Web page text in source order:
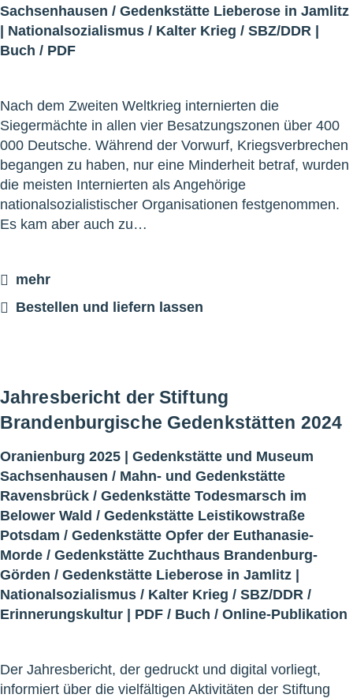
Sachsenhausen / Gedenkstätte Lieberose in Jamlitz
| Nationalsozialismus / Kalter Krieg / SBZ/DDR |
Buch / PDF
Nach dem Zweiten Weltkrieg internierten die
Siegermächte in allen vier Besatzungszonen über 400
000 Deutsche. Während der Vorwurf, Kriegsverbrechen
begangen zu haben, nur eine Minderheit betraf, wurden
die meisten Internierten als Angehörige
nationalsozialistischer Organisationen festgenommen.
Es kam aber auch zu…
mehr
Bestellen und liefern lassen
Jahresbericht der Stiftung
Brandenburgische Gedenkstätten 2024
Oranienburg 2025 | Gedenkstätte und Museum
Sachsenhausen / Mahn- und Gedenkstätte
Ravensbrück / Gedenkstätte Todesmarsch im
Belower Wald / Gedenkstätte Leistikowstraße
Potsdam / Gedenkstätte Opfer der Euthanasie-
Morde / Gedenkstätte Zuchthaus Brandenburg-
Görden / Gedenkstätte Lieberose in Jamlitz |
Nationalsozialismus / Kalter Krieg / SBZ/DDR /
Erinnerungskultur | PDF / Buch / Online-Publikation
Der Jahresbericht, der gedruckt und digital vorliegt,
informiert über die vielfältigen Aktivitäten der Stiftung